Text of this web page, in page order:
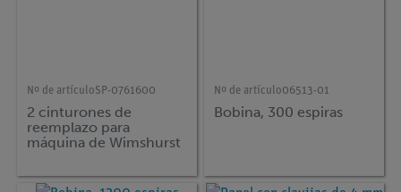
Nº de artículoSP-0761600
2 cinturones de
reemplazo para
máquina de Wimshurst
Nº de artículo06513-01
Bobina, 300 espiras